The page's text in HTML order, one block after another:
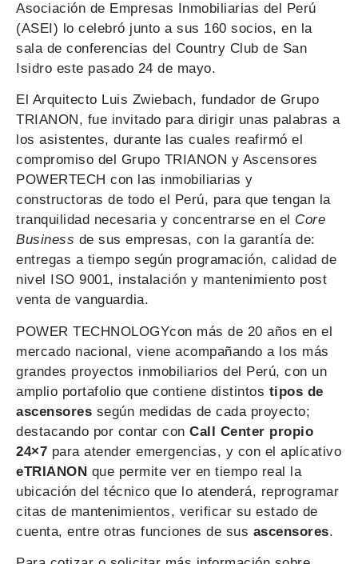
Asociación de Empresas Inmobiliarias del Perú
(ASEI) lo celebró junto a sus 160 socios, en la
sala de conferencias del Country Club de San
Isidro este pasado 24 de mayo.
El Arquitecto Luis Zwiebach, fundador de Grupo
TRIANON, fue invitado para dirigir unas palabras a
los asistentes, durante las cuales reafirmó el
compromiso del Grupo TRIANON y Ascensores
POWERTECH con las inmobiliarias y
constructoras de todo el Perú, para que tengan la
tranquilidad necesaria y concentrarse en el Core
Business de sus empresas, con la garantía de:
entregas a tiempo según programación, calidad de
nivel ISO 9001, instalación y mantenimiento post
venta de vanguardia.
POWER TECHNOLOGYcon más de 20 años en el
mercado nacional, viene acompañando a los más
grandes proyectos inmobiliarios del Perú, con un
amplio portafolio que contiene distintos tipos de
ascensores según medidas de cada proyecto;
destacando por contar con Call Center propio
24×7 para atender emergencias, y con el aplicativo
eTRIANON que permite ver en tiempo real la
ubicación del técnico que lo atenderá, reprogramar
citas de mantenimientos, verificar su estado de
cuenta, entre otras funciones de sus ascensores.